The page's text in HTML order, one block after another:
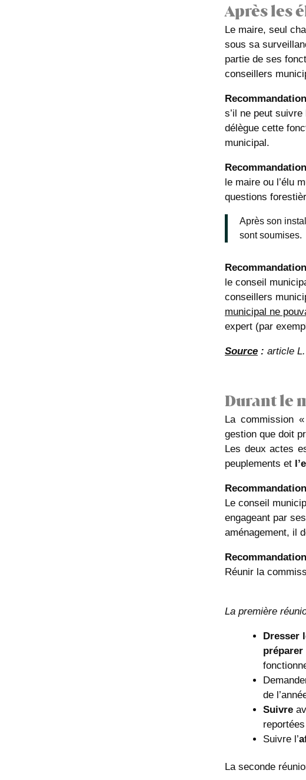
Après les
Le maire, seul
sous sa
partie de ses
conseillers
s’il ne peut
délègue cette
municipal.
le maire ou l’élu
questions
Après son
sont soumises.
le conseil
conseillers
municipal ne
expert (par
Source : article
Durant le
La commission
gestion que doit
Les deux actes
peuplements et
R
Le conseil
engageant par
aménagement, il
Réunir la
La première
Dresser
de
Suivre
Suivre l’
La seconde